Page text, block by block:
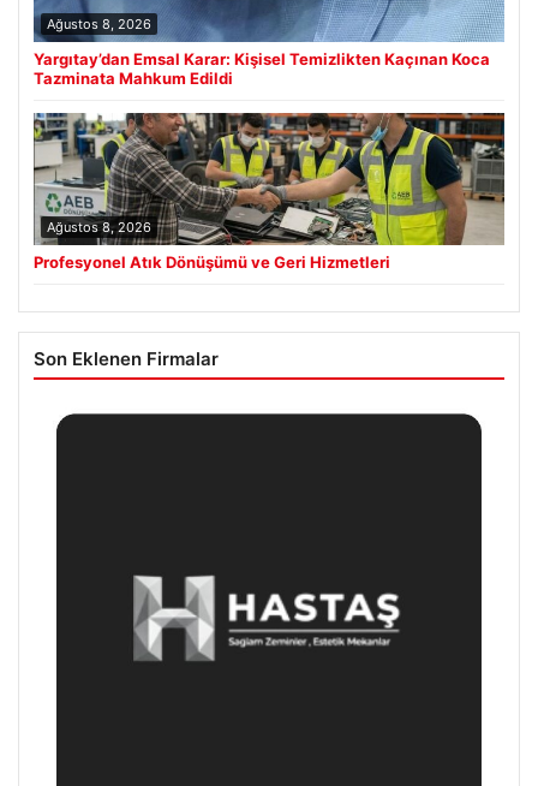
Ağustos 8, 2026
Yargıtay’dan Emsal Karar: Kişisel Temizlikten Kaçınan Koca
Tazminata Mahkum Edildi
Ağustos 8, 2026
Profesyonel Atık Dönüşümü ve Geri Hizmetleri
Son Eklenen Firmalar